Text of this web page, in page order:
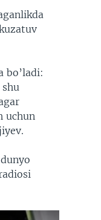
bo’ladi:
uchun